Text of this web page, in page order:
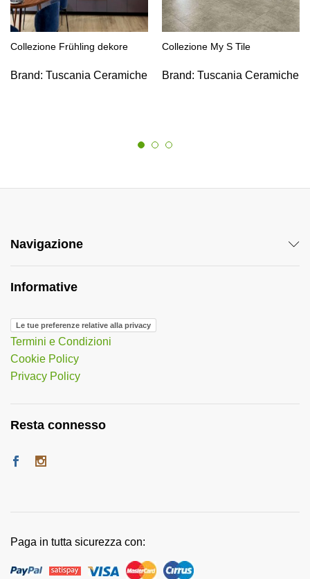
Collezione Frühling dekore
Brand: Tuscania Ceramiche
Collezione My S Tile
Brand: Tuscania Ceramiche
Navigazione
Informative
Le tue preferenze relative alla privacy
Termini e Condizioni
Cookie Policy
Privacy Policy
Resta connesso
Paga in tutta sicurezza con: